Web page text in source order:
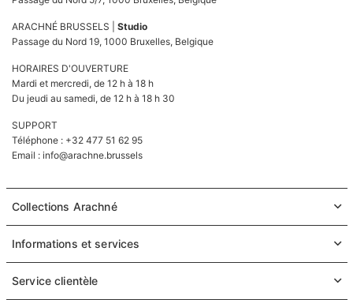
ARACHNÉ BRUSSELS | Studio
Passage du Nord 19, 1000 Bruxelles, Belgique
HORAIRES D'OUVERTURE
Mardi et mercredi, de 12 h à 18 h
Du jeudi au samedi, de 12 h à 18 h 30
SUPPORT
Téléphone : +32 477 51 62 95
Email : info@arachne.brussels
Collections Arachné
Informations et services
Service clientèle